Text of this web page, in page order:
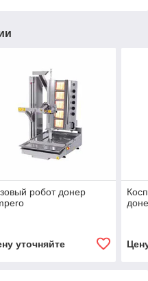
робот донер
уточняйте